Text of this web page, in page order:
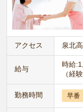
アクセス 泉北
給与
時給
（経
勤務時間 早番